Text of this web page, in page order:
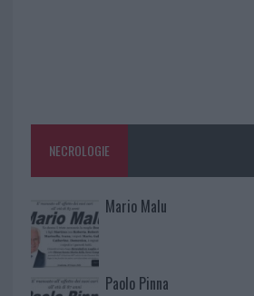
NECROLOGIE
Mario Malu
Paolo Pinna